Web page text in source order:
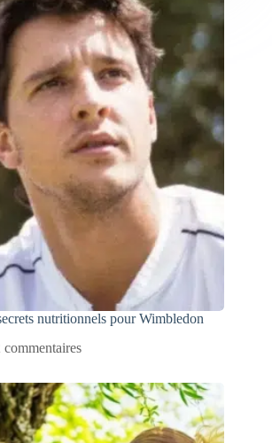
nutritionnels pour Wimbledon
commentaires